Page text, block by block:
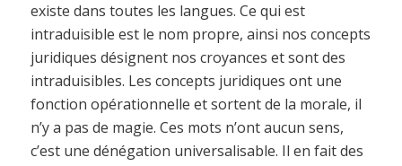
existe dans toutes les langues. Ce qui est
intraduisible est le nom propre, ainsi nos concepts
juridiques désignent nos croyances et sont des
intraduisibles. Les concepts juridiques ont une
fonction opérationnelle et sortent de la morale, il
n’y a pas de magie. Ces mots n’ont aucun sens,
c’est une dénégation universalisable. Il en fait des